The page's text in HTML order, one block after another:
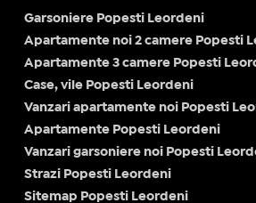
Garsoniere Popesti Leordeni
Apartamente noi 2 camere Popesti
Apartamente 3 camere Popesti
Case, vile Popesti Leordeni
Vanzari apartamente noi Popesti
Apartamente Popesti Leordeni
Vanzari garsoniere noi Popesti
Strazi Popesti Leordeni
Sitemap Popesti Leordeni